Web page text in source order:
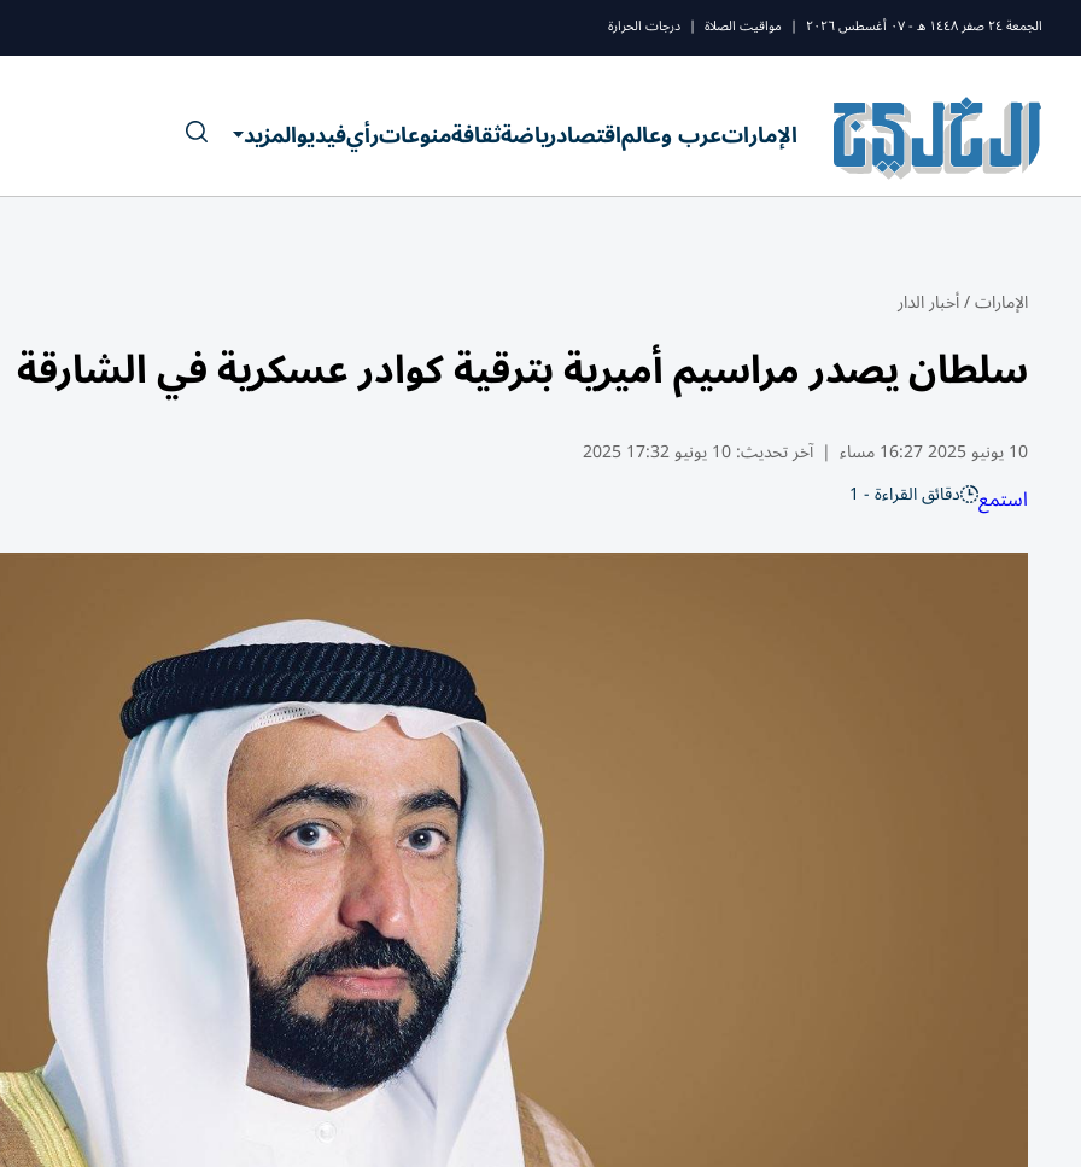
الجمعة ٢٤ صفر ١٤٤٨ ه - ٠٧ أغسطس ٢٠٢٦ | مواقيت الصلاة | درجات الحرارة
الإماراتعرب وعالماقتصادرياضةثقافةمنوعاترأيفيديوالمزيد
الإمارات/أخبار الدار
سلطان يصدر مراسيم أميرية بترقية كوادر عسكرية في الشارقة
10 يونيو 2025 16:27 مساء | آخر تحديث:10 يونيو 17:32 2025
استمع دقائق القراءة - 1